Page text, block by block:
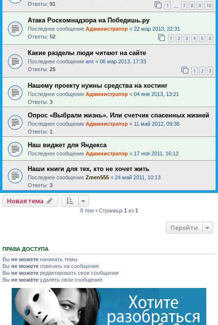
Ответы: 91 1 7 8 9 10
Атака Роскомнадзора на Победишь.ру
Последнее сообщение Администратор « 22 мар 2013, 22:31
Ответы: 52 1 2 3 4 5 6
Какие разделы люди читают на сайте
Последнее сообщение ant « 06 мар 2013, 17:33
Ответы: 25 1 2 3
Нашему проекту нужны средства на хостинг
Последнее сообщение Администратор « 04 янв 2013, 13:21
Ответы: 3
Опрос «Выбрали жизнь». Или счетчик спасенных жизней
Последнее сообщение Администратор « 11 май 2012, 09:36
Ответы: 1
Наш виджет для Яндекса
Последнее сообщение Администратор « 17 ноя 2011, 16:12
Наши книги для тех, кто не хочет жить
Последнее сообщение Zmen555 « 24 май 2011, 10:13
Ответы: 3
Новая тема
8 тем • Страница 1 из 1
Перейти
ПРАВА ДОСТУПА
Вы не можете начинать темы
Вы не можете отвечать на сообщения
Вы не можете редактировать свои сообщения
Вы не можете удалять свои сообщения